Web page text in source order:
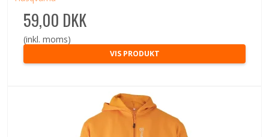
59,00 DKK
(inkl. moms)
VIS PRODUKT